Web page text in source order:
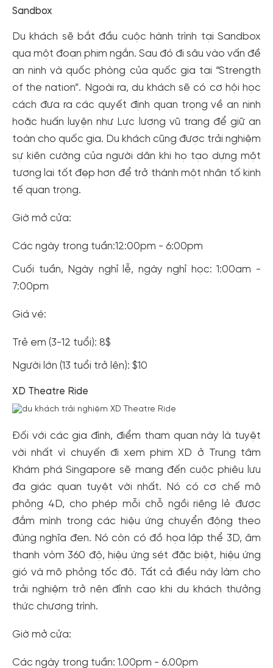
Sandbox
Du khách sẽ bắt đầu cuộc hành trình tại Sandbox
qua một đoạn phim ngắn. Sau đó đi sâu vào vấn đề
an ninh và quốc phòng của quốc gia tại “Strength
of the nation”. Ngoài ra, du khách sẽ có cơ hội học
cách đưa ra các quyết định quan trọng về an ninh
hoặc huấn luyện như Lực lượng vũ trang để giữ an
toàn cho quốc gia. Du khách cũng được trải nghiệm
sự kiên cường của người dân khi họ tạo dựng một
tương lai tốt đẹp hơn để trở thành một nhân tố kinh
tế quan trọng.
Giờ mở cửa:
Các ngày trong tuần:12:00pm - 6:00pm
Cuối tuần, Ngày nghỉ lễ, ngày nghỉ học: 1:00am -
7:00pm
Giá vé:
Trẻ em (3-12 tuổi): 8$
Người lớn (13 tuổi trở lên): $10
XD Theatre Ride
Đối với các gia đình, điểm tham quan này là tuyệt
vời nhất vì chuyến đi xem phim XD ở Trung tâm
Khám phá Singapore sẽ mang đến cuộc phiêu lưu
đa giác quan tuyệt vời nhất. Nó có cơ chế mô
phỏng 4D, cho phép mỗi chỗ ngồi riêng lẻ được
đắm mình trong các hiệu ứng chuyển động theo
đúng nghĩa đen. Nó còn có đồ họa lập thể 3D, âm
thanh vòm 360 độ, hiệu ứng sét đặc biệt, hiệu ứng
gió và mô phỏng tốc độ. Tất cả điều này làm cho
trải nghiệm trở nên đỉnh cao khi du khách thưởng
thức chương trình.
Giờ mở cửa:
Các ngày trong tuần: 1.00pm - 6.00pm